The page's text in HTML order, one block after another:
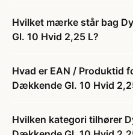
Hvilket mærke står bag
Gl. 10 Hvid 2,25 L?
Hvad er EAN / Produktid
Dækkende Gl. 10 Hvid
Hvilken kategori tilhører